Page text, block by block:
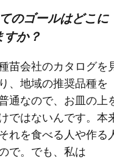
の​ゴールは​どこに​
すか？
苗会社の​カタログを​
、​地域の​推奨品種を​
通なので、​お皿の​上
ではないんです。​本
れを​食べる​人や​作る​
で。​でも、​私は​